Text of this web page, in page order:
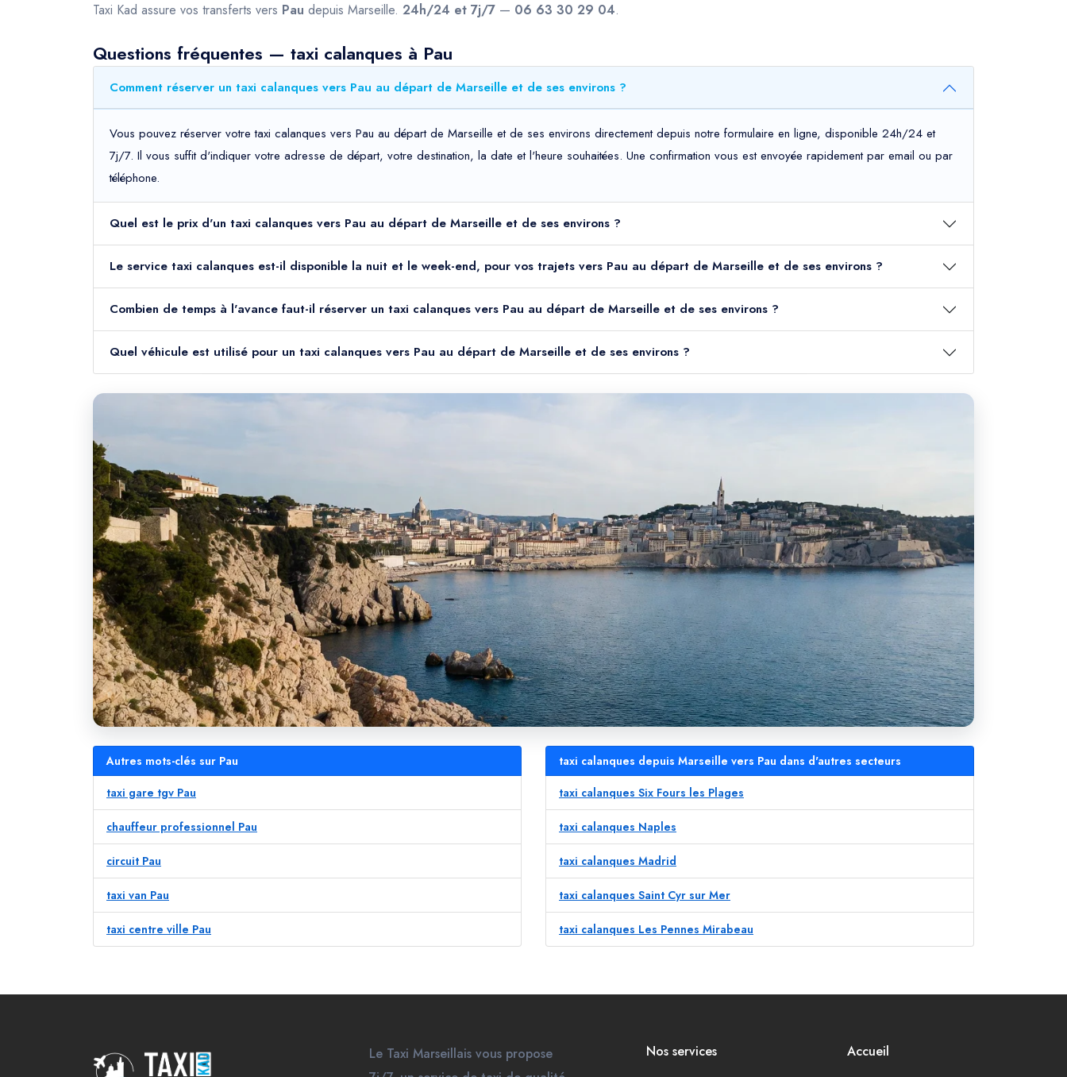
Taxi Kad assure vos transferts vers Pau depuis Marseille. 24h/24 et 7j/7 — 06 63 30 29 04.
Questions fréquentes — taxi calanques à Pau
Comment réserver un taxi calanques vers Pau au départ de Marseille et de ses environs ?
Vous pouvez réserver votre taxi calanques vers Pau au départ de Marseille et de ses environs directement depuis notre formulaire en ligne, disponible 24h/24 et
7j/7. Il vous suffit d'indiquer votre adresse de départ, votre destination, la date et l'heure souhaitées. Une confirmation vous est envoyée rapidement par email ou par
téléphone.
Quel est le prix d'un taxi calanques vers Pau au départ de Marseille et de ses environs ?
Le service taxi calanques est-il disponible la nuit et le week-end, pour vos trajets vers Pau au départ de Marseille et de ses environs ?
Combien de temps à l'avance faut-il réserver un taxi calanques vers Pau au départ de Marseille et de ses environs ?
Quel véhicule est utilisé pour un taxi calanques vers Pau au départ de Marseille et de ses environs ?
Autres mots-clés sur Pau
taxi gare tgv Pau
chauffeur professionnel Pau
circuit Pau
taxi van Pau
taxi centre ville Pau
taxi calanques depuis Marseille vers Pau dans d'autres secteurs
taxi calanques Six Fours les Plages
taxi calanques Naples
taxi calanques Madrid
taxi calanques Saint Cyr sur Mer
taxi calanques Les Pennes Mirabeau
Le Taxi Marseillais vous propose
Nos services Accueil